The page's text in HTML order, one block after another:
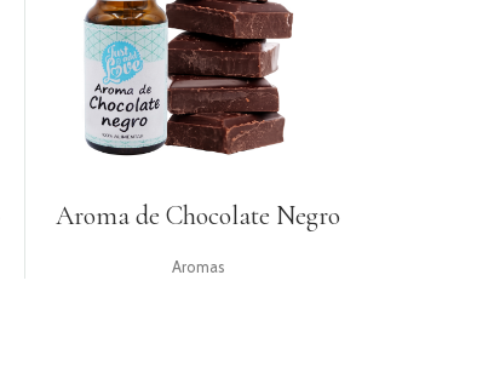
Aroma de Chocolate Negro
Aromas